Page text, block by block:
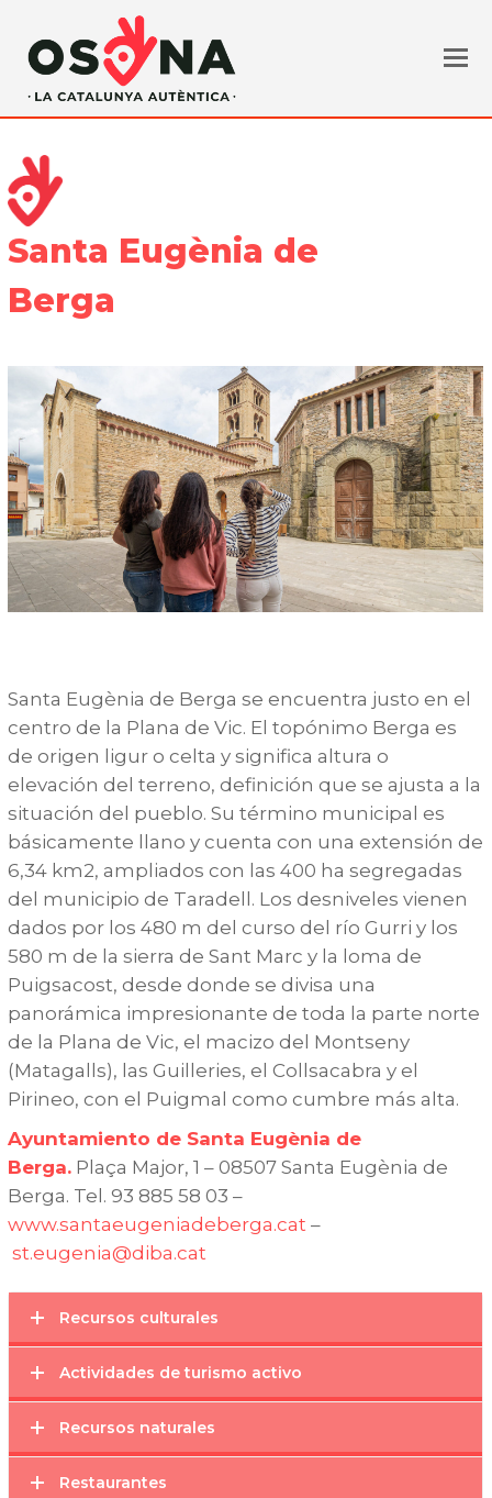
Santa Eugènia de
Berga
Santa Eugènia de Berga se encuentra justo en el
centro de la Plana de Vic. El topónimo Berga es
de origen ligur o celta y significa altura o
elevación del terreno, definición que se ajusta a la
situación del pueblo. Su término municipal es
básicamente llano y cuenta con una extensión de
6,34 km2, ampliados con las 400 ha segregadas
del municipio de Taradell. Los desniveles vienen
dados por los 480 m del curso del río Gurri y los
580 m de la sierra de Sant Marc y la loma de
Puigsacost, desde donde se divisa una
panorámica impresionante de toda la parte norte
de la Plana de Vic, el macizo del Montseny
(Matagalls), las Guilleries, el Collsacabra y el
Pirineo, con el Puigmal como cumbre más alta.
Ayuntamiento de Santa Eugènia de
Berga. Plaça Major, 1 – 08507 Santa Eugènia de
Berga. Tel. 93 885 58 03 –
www.santaeugeniadeberga.cat –
st.eugenia@diba.cat
Recursos culturales
Actividades de turismo activo
Recursos naturales
Restaurantes